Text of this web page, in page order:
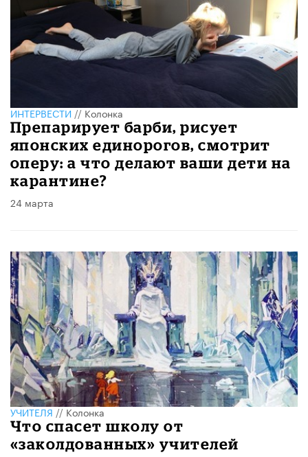
ИНТЕРВЕСТИ//Колонка
Препарирует барби, рисует
японских единорогов, смотрит
оперу: а что делают ваши дети на
карантине?
24 марта
УЧИТЕЛЯ//Колонка
Что спасет школу от
«заколдованных» учителей